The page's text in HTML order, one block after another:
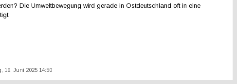
Die Umweltbewegung wird gerade in Ostdeutschland oft in eine
19. Juni 2025 14:50